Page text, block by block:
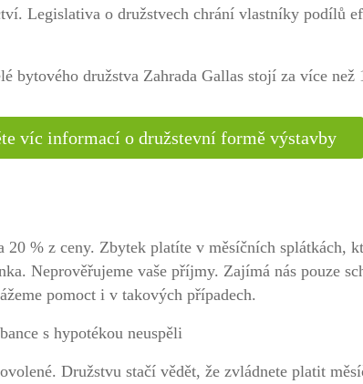
Legislativa o družstvech chrání vlastníky podílů
bytového družstva Zahrada Gallas stojí za více
víc informací o družstevní formě výstavby
% z ceny. Zbytek platíte v měsíčních splátkách,
Neprověřujeme vaše příjmy. Zajímá nás pouze
pomoct i v takových případech.
s hypotékou neuspěli
Družstvu stačí vědět, že zvládnete platit